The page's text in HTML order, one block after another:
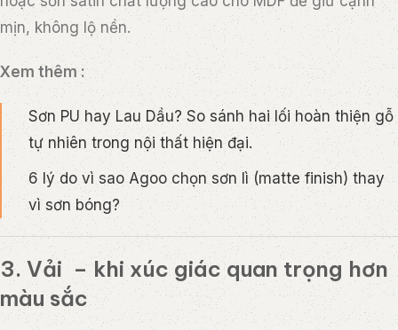
mịn, không lộ nền.
Xem thêm :
Sơn PU hay Lau Dầu? So sánh hai lối hoàn thiện gỗ
tự nhiên trong nội thất hiện đại.
6 lý do vì sao Agoo chọn sơn lì (matte finish) thay
vì sơn bóng?
3. Vải – khi xúc giác quan trọng hơn
màu sắc